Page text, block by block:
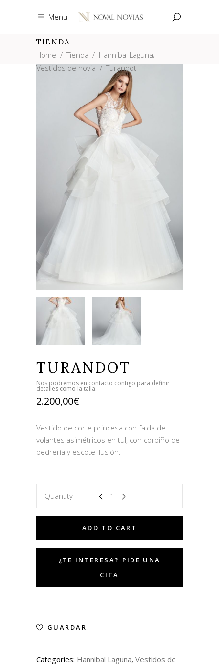
Menu
TIENDA
Home /Tienda / Hannibal Laguna,
Vestidos de novia /Turandot
TURANDOT
Nos podremos en contacto contigo para definir
detalles como la talla.
2.200,00€
Vestido de corte princesa con falda de
volantes asimétricos en tul, con corpiño de
pedrería y escote ilusión.
Quantity
ADD TO CART
GUARDAR
Categories: Hannibal Laguna, Vestidos de